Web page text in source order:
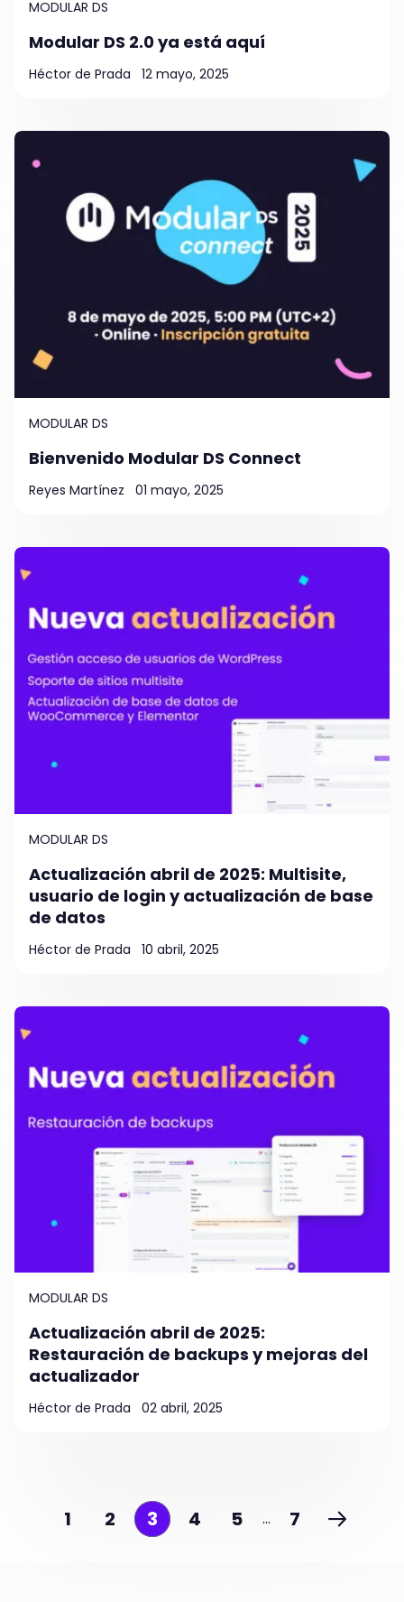
MODULAR DS
Modular DS 2.0 ya está aquí
Héctor de Prada 12 mayo, 2025
MODULAR DS
Bienvenido Modular DS Connect
Reyes Martínez 01 mayo, 2025
MODULAR DS
Actualización abril de 2025: Multisite,
usuario de login y actualización de base
de datos
Héctor de Prada 10 abril, 2025
MODULAR DS
Actualización abril de 2025:
Restauración de backups y mejoras del
actualizador
Héctor de Prada 02 abril, 2025
1 2 3 4 5 … 7